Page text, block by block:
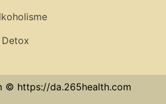
© https://da.265health.com